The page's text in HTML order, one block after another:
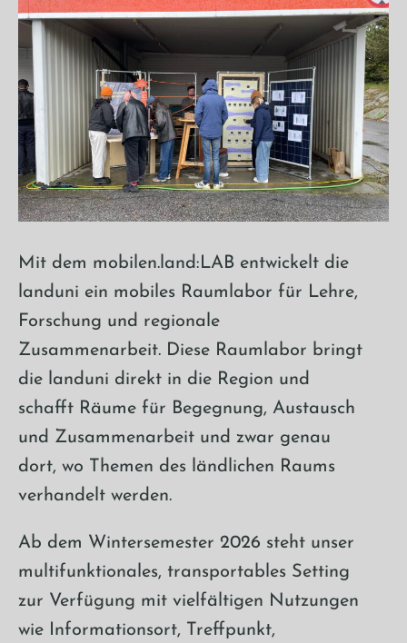
Mit dem mobilen.land:LAB entwickelt die
landuni ein mobiles Raumlabor für Lehre,
Forschung und regionale
Zusammenarbeit. Diese Raumlabor bringt
die landuni direkt in die Region und
schafft Räume für Begegnung, Austausch
und Zusammenarbeit und zwar genau
dort, wo Themen des ländlichen Raums
verhandelt werden.
Ab dem Wintersemester 2026 steht unser
multifunktionales, transportables Setting
zur Verfügung mit vielfältigen Nutzungen
wie Informationsort, Treffpunkt,